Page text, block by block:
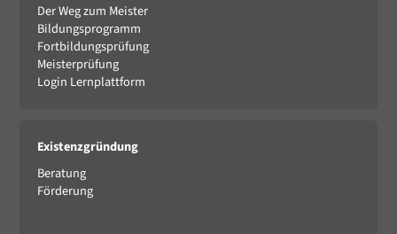
Der Weg zum Meister
Bildungsprogramm
Fortbildungsprüfung
Meisterprüfung
Login Lernplattform
Existenzgründung
Beratung
Förderung